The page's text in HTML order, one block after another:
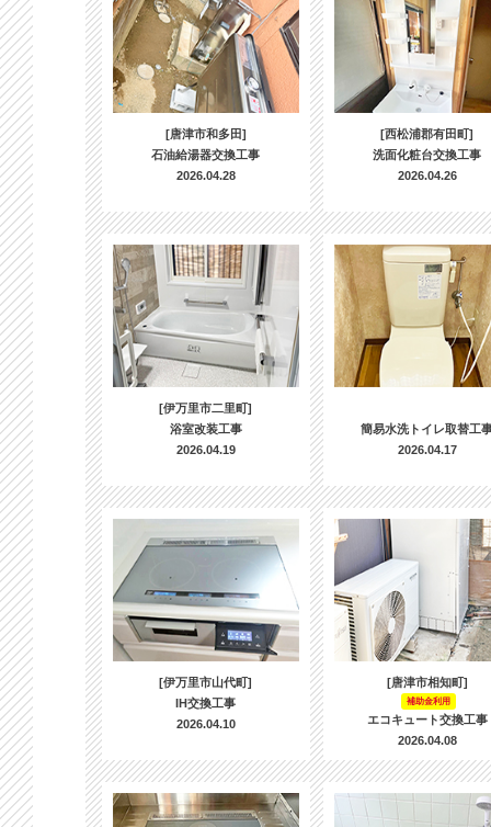
[唐津市和多田]
石油給湯器交換工事
2026.04.28
[西松浦郡有田町]
洗面化粧台交換工事
2026.04.26
[伊万里市二里町]
浴室改装工事
2026.04.19
簡易水洗トイレ取替工
2026.04.17
[伊万里市山代町]
IH交換工事
2026.04.10
[唐津市相知町]
補助金利用
エコキュート交換工事
2026.04.08